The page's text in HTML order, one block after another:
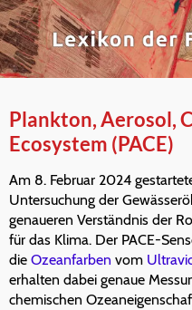
Plankton, Aerosol,
Ecosystem (PACE)
Am 8. Februar 2024
Untersuchung der
genaueren Verständnis der
für das Klima. Der PACE-
die Ozeanfarben vom
erhalten dabei genaue
chemischen